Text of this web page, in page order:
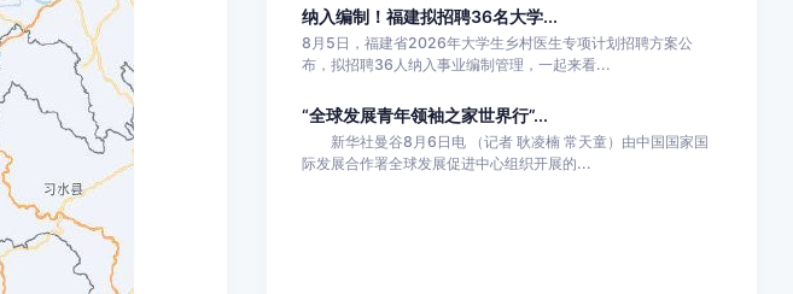
纳入编制！福建拟招聘36名大学...
8月5日，福建省2026年大学生乡村医生专项计划招聘方案公
布，拟招聘36人纳入事业编制管理，一起来看...
“全球发展青年领袖之家世界行”...
新华社曼谷8月6日电 （记者 耿凌楠 常天童）由中国国家国
际发展合作署全球发展促进中心组织开展的...